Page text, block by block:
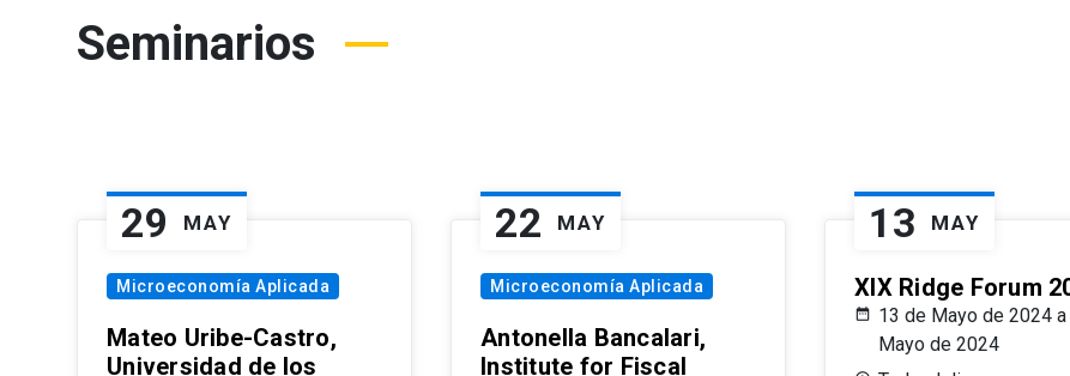
Seminarios
29 MAY
Microeconomía Aplicada
Mateo Uribe-Castro,
Universidad de los
22 MAY
Microeconomía Aplicada
Antonella Bancalari,
Institute for Fiscal
13 MAY
XIX Ridge Forum
13 de Mayo de 2024
Mayo de 2024